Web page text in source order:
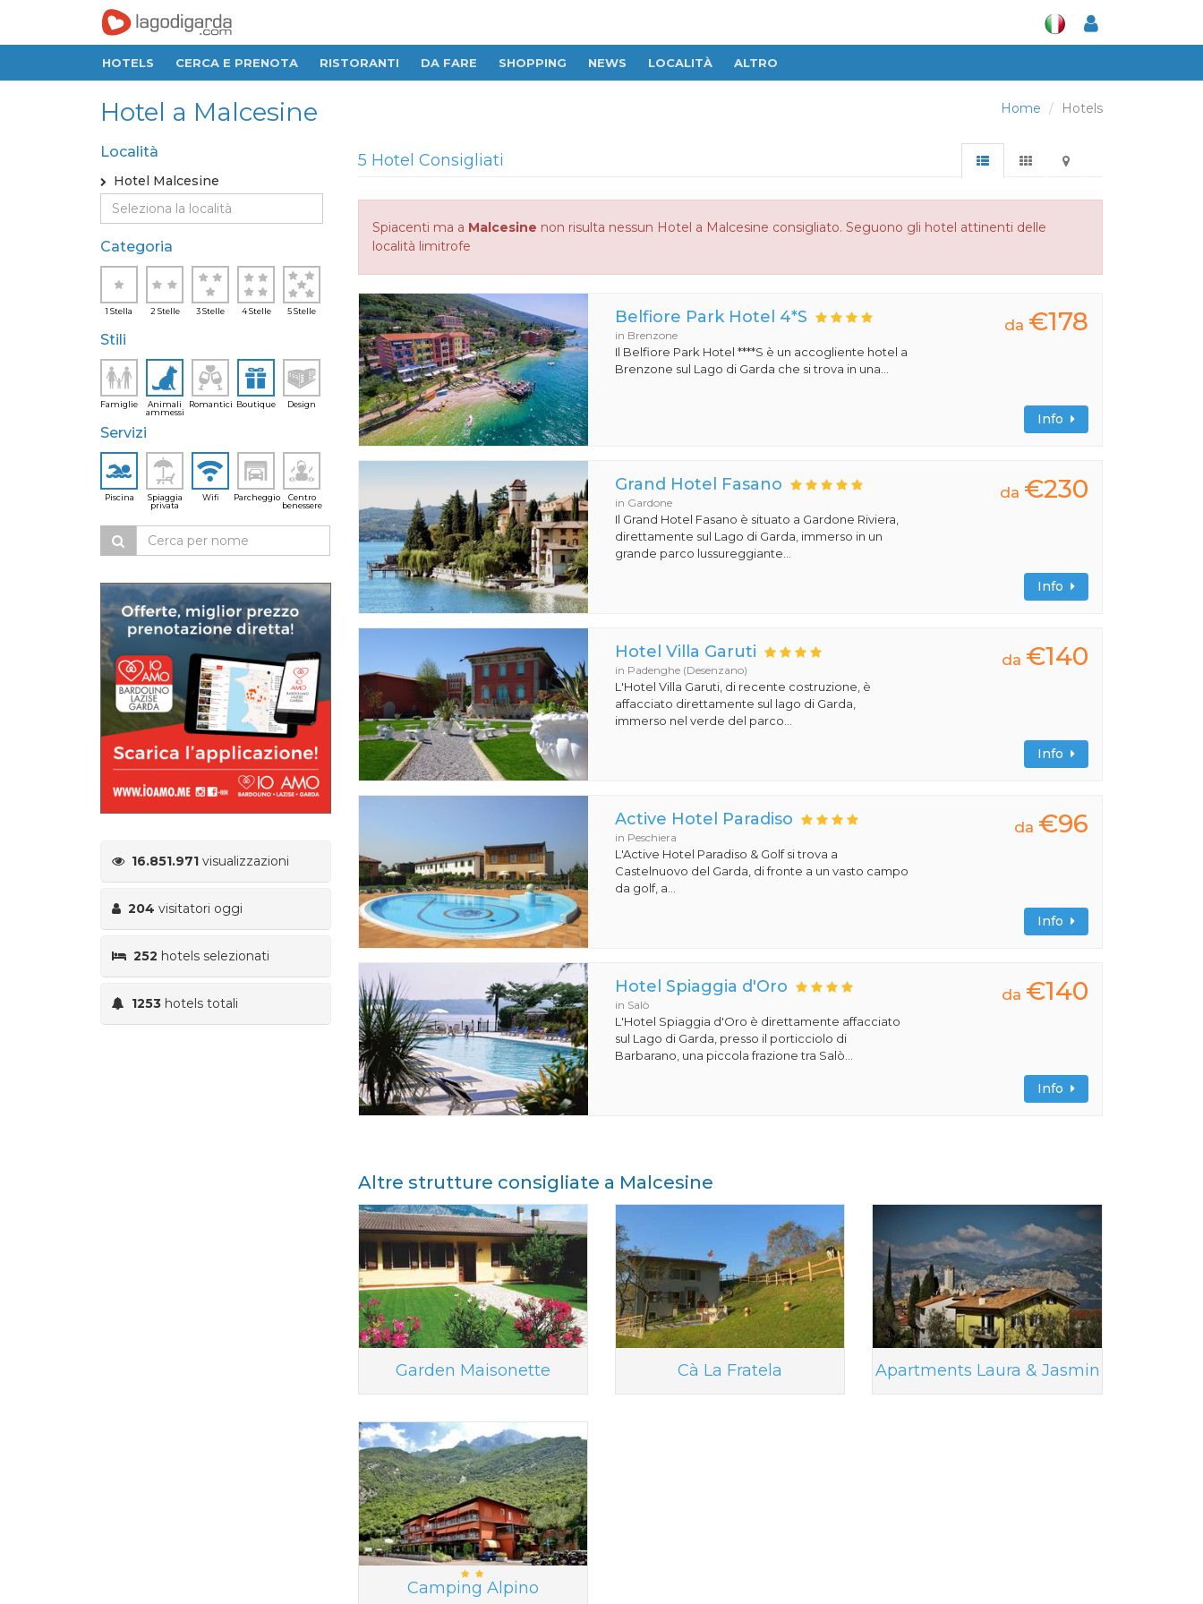
HOTELS CERCA E PRENOTA RISTORANTI DA FARE SHOPPING NEWS LOCALITÀ ALTRO
Home Hotels
Hotel a Malcesine
Località
Hotel Malcesine
Categoria
1 Stella 2 Stelle 3 Stelle 4 Stelle 5 Stelle
Stili
Famiglie
Animali
ammessi
Romantici Boutique Design
Servizi
Piscina
Spiaggia
privata
Wifi Parcheggio
Centro
benessere
16.851.971 visualizzazioni
204 visitatori oggi
252 hotels selezionati
1253 hotels totali
5 Hotel Consigliati
Spiacenti ma a Malcesine non risulta nessun Hotel a Malcesine consigliato. Seguono gli hotel attinenti delle
località limitrofe
Belfiore Park Hotel 4*S
in Brenzone
Il Belfiore Park Hotel ****S è un accogliente hotel a
Brenzone sul Lago di Garda che si trova in una...
da €178
Info
Grand Hotel Fasano
in Gardone
Il Grand Hotel Fasano è situato a Gardone Riviera,
direttamente sul Lago di Garda, immerso in un
grande parco lussureggiante...
da €230
Info
Hotel Villa Garuti
in Padenghe (Desenzano)
L'Hotel Villa Garuti, di recente costruzione, è
affacciato direttamente sul lago di Garda,
immerso nel verde del parco...
da €140
Info
Active Hotel Paradiso
in Peschiera
L'Active Hotel Paradiso & Golf si trova a
Castelnuovo del Garda, di fronte a un vasto campo
da golf, a...
da €96
Info
Hotel Spiaggia d'Oro
in Salò
L'Hotel Spiaggia d'Oro è direttamente affacciato
sul Lago di Garda, presso il porticciolo di
Barbarano, una piccola frazione tra Salò...
da €140
Info
Altre strutture consigliate a Malcesine
Garden Maisonette Cà La Fratela Apartments Laura & Jasmin
Camping Alpino